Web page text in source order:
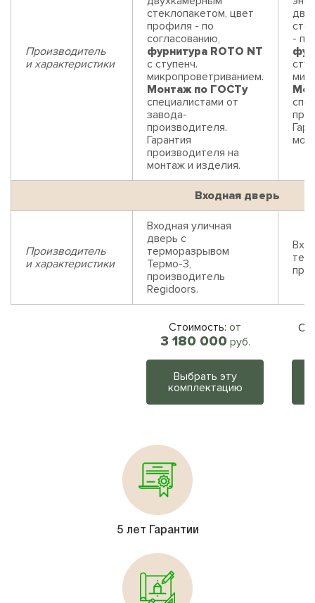
Производитель
и характеристики
стеклопакетом, цвет
профиля - по
согласованию,
фурнитура ROTO NT
с ступенч.
микропроветриванием.
Монтаж по ГОСТу
специалистами от
завода-
производителя.
Гарантия
производителя на
монтаж и изделия.
- по
Входная дверь
Производитель
и характеристики
Входная уличная
дверь с
терморазрывом
Термо-3,
производитель
Regidoors.
Стоимость: от
3 180 000руб.
Выбрать эту
комплектацию
5 лет Гарантии